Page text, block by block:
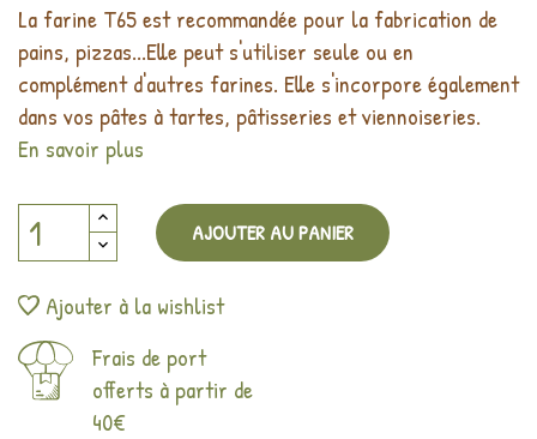
La farine T65 est recommandée pour la fabrication de
pains, pizzas...Elle peut s'utiliser seule ou en
complément d'autres farines. Elle s'incorpore également
dans vos pâtes à tartes, pâtisseries et viennoiseries.
En savoir plus
AJOUTER AU PANIER
Ajouter à la wishlist
Frais de port
offerts à partir de
40€